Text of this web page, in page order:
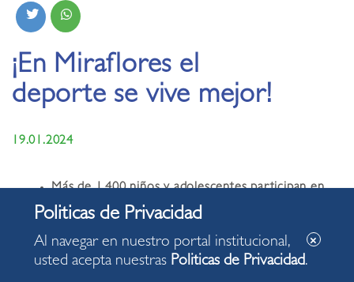
¡En Miraflores el
deporte se vive mejor!
19.01.2024
Más de 1,400 niños y adolescentes participan en
el programa Verano Deportivo 2024
Miraflores, 19 de enero de 2024.El programaVerano
Al navegar en nuestro portal institucional,
usted acepta nuestras Politicas de Privacidad.